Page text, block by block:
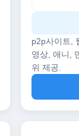
p2p사이트,
영상, 애니,
위 제공.